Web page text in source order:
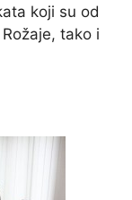
koji su od
tako i